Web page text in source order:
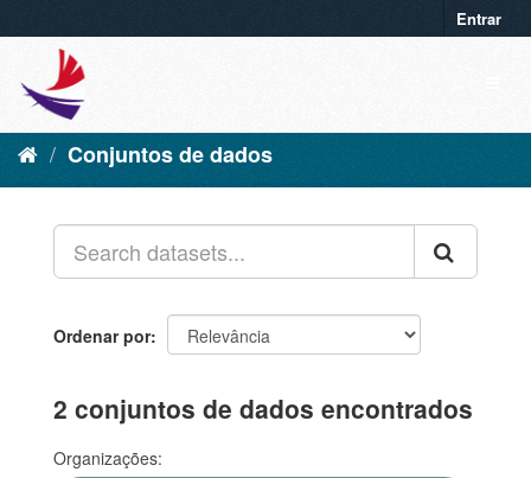
Entrar
Conjuntos de dados
Ordenar por
2 conjuntos de dados encontrados
Organizações: